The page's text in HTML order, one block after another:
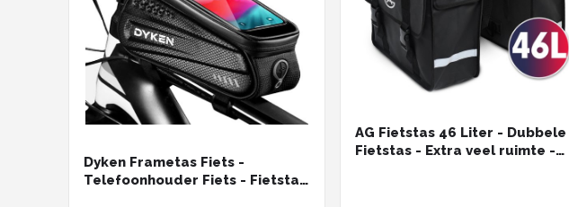
Dyken Frametas Fiets -
Telefoonhouder Fiets - Fietstas
AG Fietstas 46 Liter - Dubbele
Fietstas - Extra veel ruimte -